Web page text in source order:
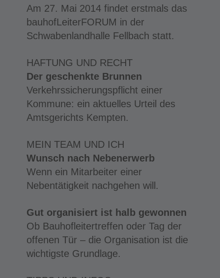
Am 27. Mai 2014 findet erstmals das
bauhofLeiterFORUM in der
Schwabenlandhalle Fellbach statt.
HAFTUNG UND RECHT
Der geschenkte Brunnen
Verkehrssicherungspflicht einer
Kommune: ein aktuelles Urteil des
Amtsgerichts Kempten.
MEIN TEAM UND ICH
Wunsch nach Nebenerwerb
Wenn ein Mitarbeiter einer
Nebentätigkeit nachgehen will.
Gut organisiert ist halb gewonnen
Ob Bauhofleitertreffen oder Tag der
offenen Tür – die Organisation ist die
wichtigste Grundlage.